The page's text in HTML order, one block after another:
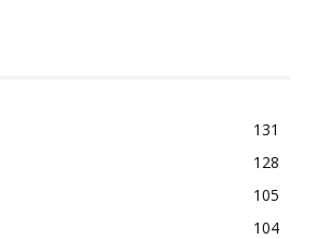
131
128
105
104